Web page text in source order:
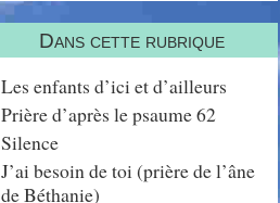
Dans cette rubrique
Les enfants d’ici et d’ailleurs
Prière d’après le psaume 62
Silence
J’ai besoin de toi (prière de l’âne
de Béthanie)